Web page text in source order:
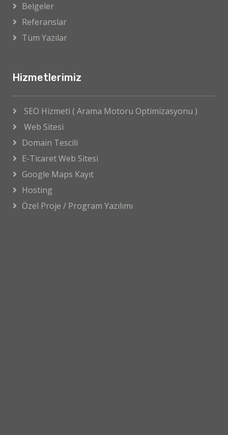
Belgeler
Referanslar
Tüm Yazılar
Hizmetlerimiz
SEO Hizmeti ( Arama Motoru Optimizasyonu )
Web Sitesi
Domain Tescili
E-Ticaret Web Sitesi
Google Maps Kayıt
Hosting
Özel Proje / Program Yazılımı